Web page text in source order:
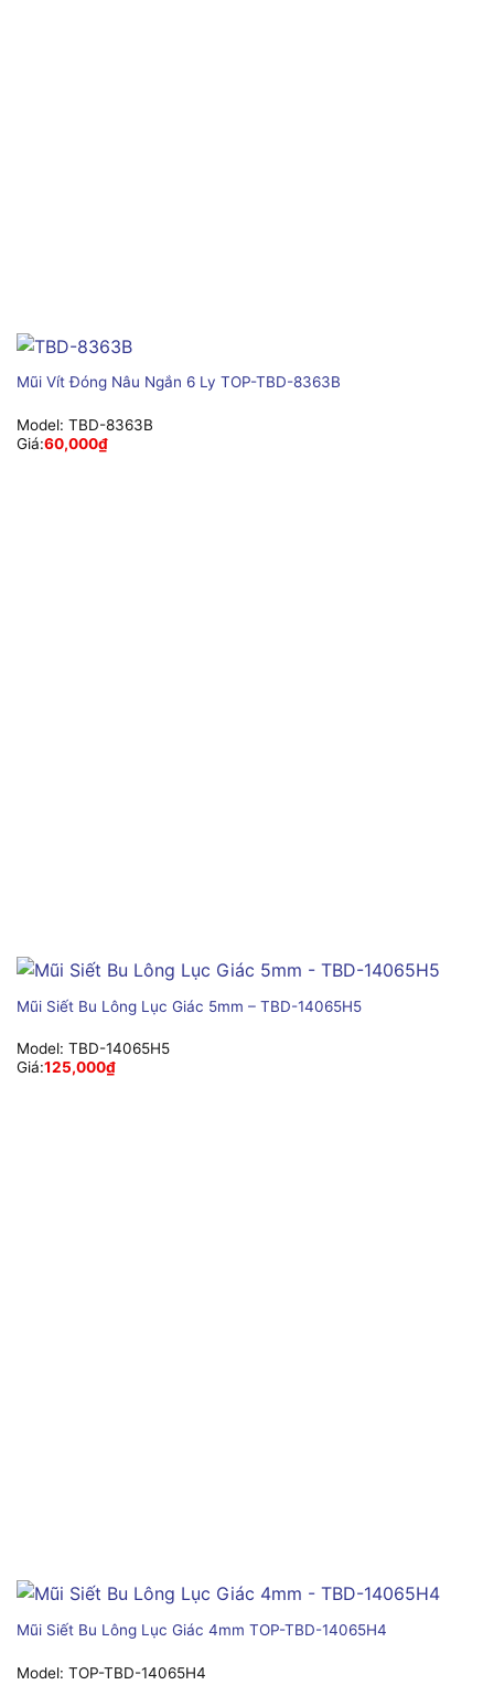
Mũi Vít Đóng Nâu Ngắn 6 Ly TOP-TBD-8363B
Model: TBD-8363B
Giá:60,000₫
Mũi Siết Bu Lông Lục Giác 5mm – TBD-14065H5
Model: TBD-14065H5
Giá:125,000₫
Mũi Siết Bu Lông Lục Giác 4mm TOP-TBD-14065H4
Model: TOP-TBD-14065H4